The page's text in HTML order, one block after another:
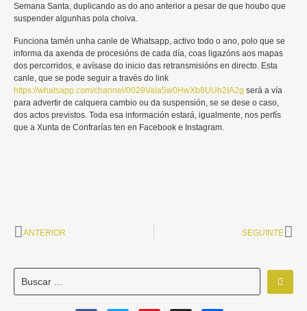
Semana Santa, duplicando as do ano anterior a pesar de que houbo que
suspender algunhas pola choiva.
Funciona tamén unha canle de Whatsapp, activo todo o ano, polo que se
informa da axenda de procesións de cada día, coas ligazóns aos mapas
dos percorridos, e avísase do inicio das retransmisións en directo. Esta
canle, que se pode seguir a través do link
https://whatsapp.com/channel/0029VaIa5w0HwXb8UUh2IA2g será a vía
para advertir de calquera cambio ou da suspensión, se se dese o caso,
dos actos previstos. Toda esa información estará, igualmente, nos perfís
que a Xunta de Confrarías ten en Facebook e Instagram.
ANTERIOR SEGUINTE